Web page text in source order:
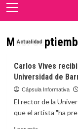
Menú
Mes:
Actualidad
Carlos Vives
Universidad de
Cápsula Informativa
El rector de la
que el artista "ha
Leer